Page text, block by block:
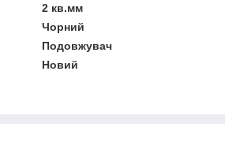
2 кв.мм
Чорний
Подовжувач
Новий